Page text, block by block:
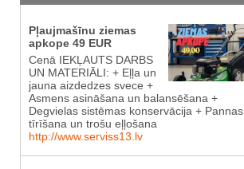
Pļaujmašīnu ziemas
apkope 49 EUR
Cenā IEKĻAUTS DARBS
UN MATERIĀLI: + Eļļa un
jauna aizdedzes svece +
Asmens asināšana un balansēšana +
Degvielas sistēmas konservācija + Pannas
tīrīšana un trošu eļļošana
http://www.serviss13.lv